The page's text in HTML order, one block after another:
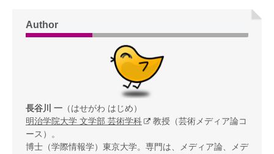
Author
長谷川 一 （はせがわ はじめ）
明治学院大学 文学部 芸術学科
教授（芸術メディア論コ
ース）。
博士（学際情報学）東京大学。専門は、メディア論、メデ